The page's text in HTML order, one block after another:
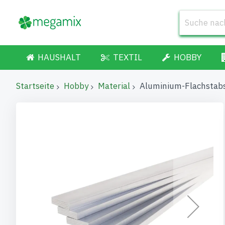
HAUSHALT TEXTIL HOBBY
Startseite Hobby Material Aluminium-